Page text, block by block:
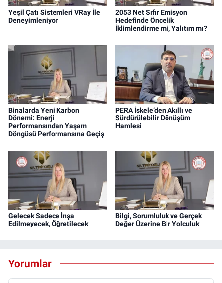
Yeşil Çatı Sistemleri VRay İle
Deneyimleniyor
2053 Net Sıfır Emisyon
Hedefinde Öncelik
İklimlendirme mi, Yalıtım mı?
Binalarda Yeni Karbon
Dönemi: Enerji
Performansından Yaşam
Döngüsü Performansına Geçiş
PERA İskele’den Akıllı ve
Sürdürülebilir Dönüşüm
Hamlesi
Gelecek Sadece İnşa
Edilmeyecek, Öğretilecek
Bilgi, Sorumluluk ve Gerçek
Değer Üzerine Bir Yolculuk
Yorumlar